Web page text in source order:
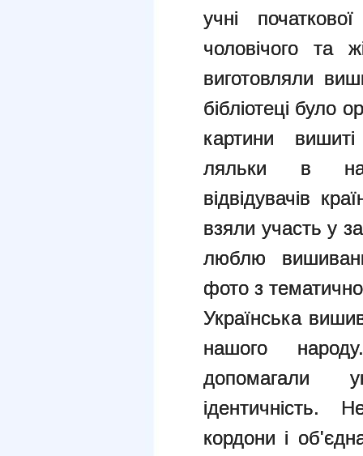
учні
чоловічого та
виготовляли
бібліотеці було
картини
ляльки в
відвідувачів
взяли участь у
люблю
фото з
Українська
нашого
допомагали
ідентичність.
кордони і